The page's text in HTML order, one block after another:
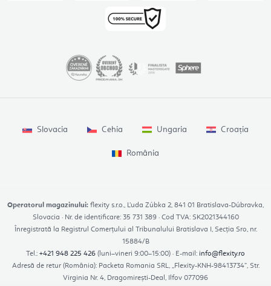
Slovacia Cehia Ungaria Croația
România
Operatorul magazinului: flexity s.r.o., Ľuda Zúbka 2, 841 01 Bratislava-Dúbravka,
Slovacia · Nr. de identificare: 35 731 389 · Cod TVA: SK2021344160
Înregistrată la Registrul Comerțului al Tribunalului Bratislava I, Secția Sro, nr.
15884/B
Tel.: +421 948 225 426 (luni–vineri 9:00–15:00) · E-mail: info@flexity.ro
Adresă de retur (România): Packeta Romania SRL, „Flexity-KNH-98413734”, Str.
Virginia Nr. 4, Dragomirești-Deal, Ilfov 077096